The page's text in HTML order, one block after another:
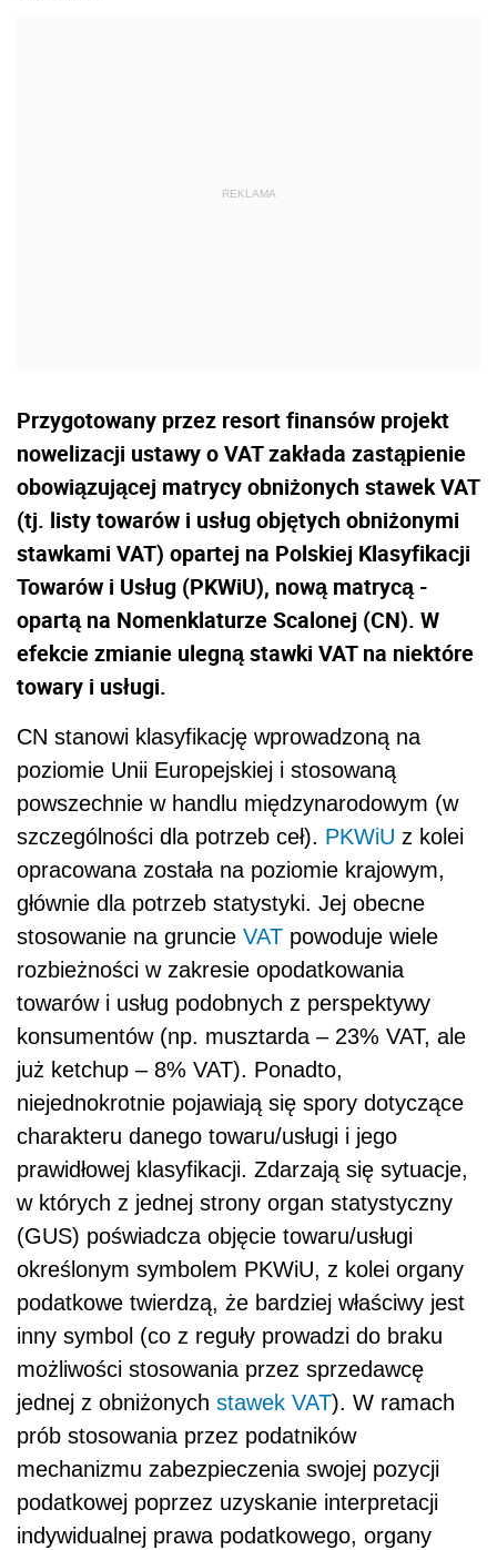
Przygotowany przez resort finansów projekt
nowelizacji ustawy o VAT zakłada zastąpienie
obowiązującej matrycy obniżonych stawek VAT
(tj. listy towarów i usług objętych obniżonymi
stawkami VAT) opartej na Polskiej Klasyfikacji
Towarów i Usług (PKWiU), nową matrycą -
opartą na Nomenklaturze Scalonej (CN). W
efekcie zmianie ulegną stawki VAT na niektóre
towary i usługi.
CN stanowi klasyfikację wprowadzoną na
poziomie Unii Europejskiej i stosowaną
powszechnie w handlu międzynarodowym (w
szczególności dla potrzeb ceł). PKWiU z kolei
opracowana została na poziomie krajowym,
głównie dla potrzeb statystyki. Jej obecne
stosowanie na gruncie VAT powoduje wiele
rozbieżności w zakresie opodatkowania
towarów i usług podobnych z perspektywy
konsumentów (np. musztarda – 23% VAT, ale
już ketchup – 8% VAT). Ponadto,
niejednokrotnie pojawiają się spory dotyczące
charakteru danego towaru/usługi i jego
prawidłowej klasyfikacji. Zdarzają się sytuacje,
w których z jednej strony organ statystyczny
(GUS) poświadcza objęcie towaru/usługi
określonym symbolem PKWiU, z kolei organy
podatkowe twierdzą, że bardziej właściwy jest
inny symbol (co z reguły prowadzi do braku
możliwości stosowania przez sprzedawcę
jednej z obniżonych stawek VAT). W ramach
prób stosowania przez podatników
mechanizmu zabezpieczenia swojej pozycji
podatkowej poprzez uzyskanie interpretacji
indywidualnej prawa podatkowego, organy